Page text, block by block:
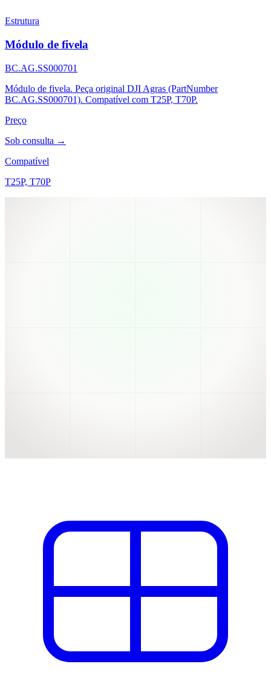
Estrutura
Módulo de fivela
BC.AG.SS000701
Módulo de fivela. Peça original DJI Agras (PartNumber
BC.AG.SS000701). Compatível com T25P, T70P.
Preço
Sob consulta →
Compatível
T25P, T70P